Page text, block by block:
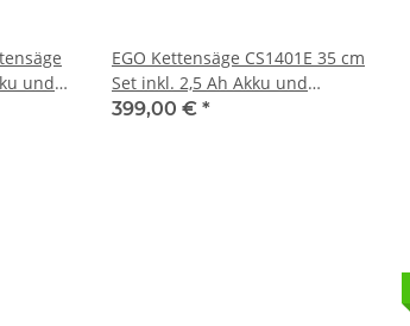
und
EGO Kettensäge CS1401E 35 cm
Set inkl. 2,5 Ah Akku und
Standardladegerät
399,00 € *